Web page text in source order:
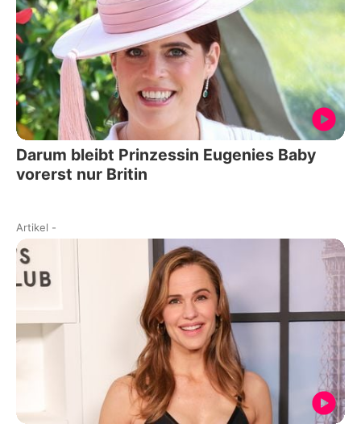
Darum bleibt Prinzessin Eugenies Baby
vorerst nur Britin
Artikel -